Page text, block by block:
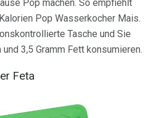
Pop machen. So empfiehlt
Pop Wasserkocher Mais.
Tasche und Sie
3,5 Gramm Fett konsumieren.
Feta